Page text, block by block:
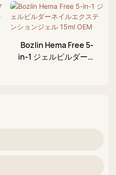
ルダー エクステンシ
ョン ジェルファクト
リー
Bozlin Hema Free 5-
in-1 ジェルビルダーネ